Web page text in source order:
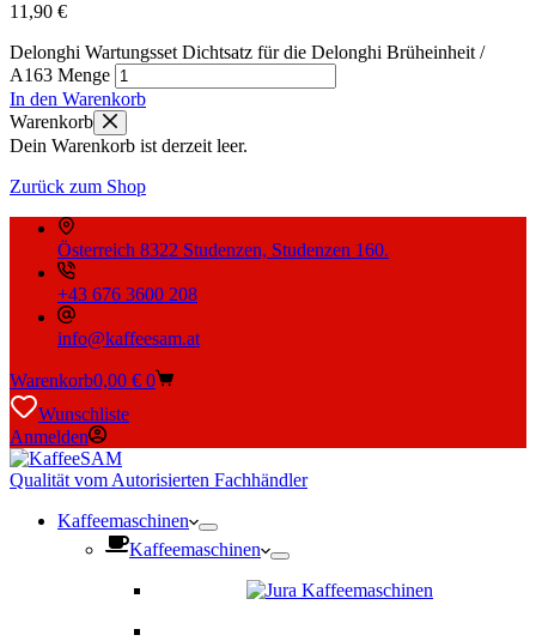
11,90 €
Delonghi Wartungsset Dichtsatz für die Delonghi Brüheinheit /
A163 Menge
In den Warenkorb
Warenkorb
Dein Warenkorb ist derzeit leer.
Zurück zum Shop
Österreich 8322 Studenzen, Studenzen 160.
+43 676 3600 208
info@kaffeesam.at
Warenkorb0,00 € 0
Wunschliste
Anmelden
Qualität vom Autorisierten Fachhändler
Kaffeemaschinen
Kaffeemaschinen